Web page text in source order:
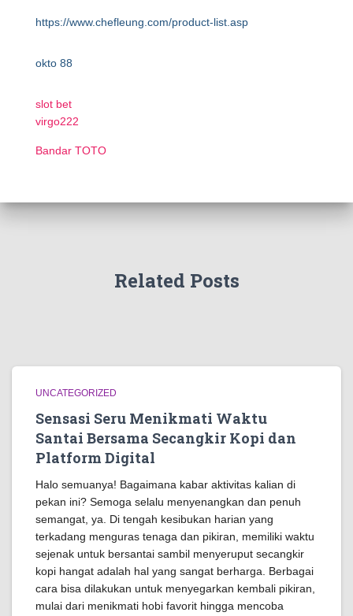
https://www.chefleung.com/product-list.asp
okto 88
slot bet
virgo222
Bandar TOTO
Related Posts
UNCATEGORIZED
Sensasi Seru Menikmati Waktu
Santai Bersama Secangkir Kopi dan
Platform Digital
Halo semuanya! Bagaimana kabar aktivitas kalian di
pekan ini? Semoga selalu menyenangkan dan penuh
semangat, ya. Di tengah kesibukan harian yang
terkadang menguras tenaga dan pikiran, memiliki waktu
sejenak untuk bersantai sambil menyeruput secangkir
kopi hangat adalah hal yang sangat berharga. Berbagai
cara bisa dilakukan untuk menyegarkan kembali pikiran,
mulai dari menikmati hobi favorit hingga mencoba